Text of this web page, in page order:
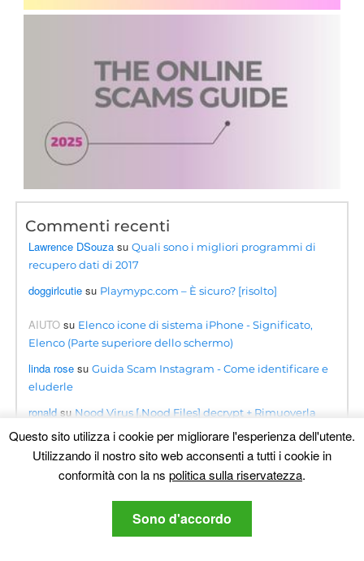
Commenti recenti
Lawrence DSouza suQuali sono i migliori programmi di
recupero dati di 2017
doggirlcutie su Playmypc.com – È sicuro? [risolto]
AIUTO su Elenco icone di sistema iPhone - Significato,
Elenco (Parte superiore dello schermo)
linda rose suGuida Scam Instagram - Come identificare e
eluderle
ronald su Nood Virus [.Nood Files] decrypt + Rimuoverla
[Guida]
ahmetahmatisuTruffa Roblox di BloxForge- È sicuro?
[risolto]
Virus Searchapp.exe reindirizza i passaggi per
la rimozione [Correzione gratuita]
Questo sito utilizza i cookie per migliorare l'esperienza dell'utente.
Utilizzando il nostro sito web acconsenti a tutti i cookie in
conformità con la ns politica sulla riservatezza.
Sono d'accordo